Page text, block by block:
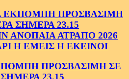
ΕΚΠΟΜΠΗ ΠΡΟΣΒΑΣΙΜΗ
ΣΗΜΕΡΑ 23.15
ΑΝΟΠΑΙΑ ΑΤΡΑΠΟ 2026
Η ΕΜΕΙΣ Η ΕΚΕΙΝΟΙ
ΠΡΟΣΒΑΣΙΜΗ ΣΕ
23.15